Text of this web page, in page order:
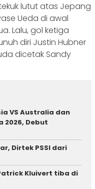
lutut atas Jepang
Ueda di awal
Lalu, gol ketiga
diri Justin Hubner
dicetak Sandy
VS Australia dan
2026, Debut
Dirtek PSSI dari
Kluivert tiba di